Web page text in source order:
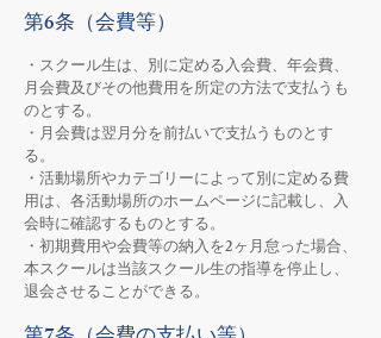
第6条（会費等）
・スクール生は、別に定める入会費、年会費、
月会費及びその他費用を所定の方法で支払うも
のとする。
・月会費は翌月分を前払いで支払うものとす
る。
・活動場所やカテゴリーによって別に定める費
用は、各活動場所のホームページに記載し、入
会時に確認するものとする。
・初期費用や会費等の納入を2ヶ月怠った場合、
本スクールは当該スクール生の指導を停止し、
退会させることができる。